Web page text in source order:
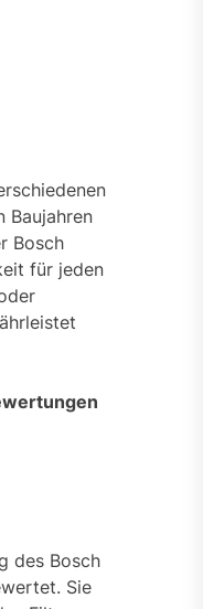
Baujahren
Bosch
für jeden
des Bosch
Sie